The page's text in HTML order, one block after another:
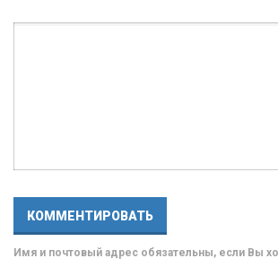
Имя и почтовый адрес обязательны, если Вы